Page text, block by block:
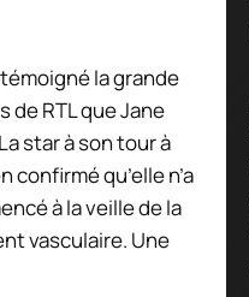
la grande
de RTL que Jane
star à son tour à
qu’elle n’a
à la veille de la
vasculaire. Une